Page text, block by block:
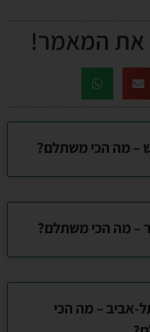
את המאמר!
– מה הכי משתלם?
– מה הכי משתלם?
אביב – מה הכי